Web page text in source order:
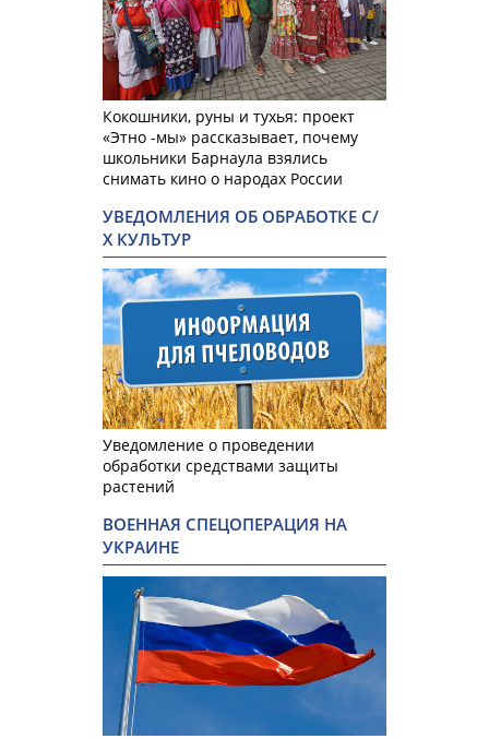
Кокошники, руны и тухья: проект
«Этно -мы» рассказывает, почему
школьники Барнаула взялись
снимать кино о народах России
УВЕДОМЛЕНИЯ ОБ ОБРАБОТКЕ С/
Х КУЛЬТУР
Уведомление о проведении
обработки средствами защиты
растений
ВОЕННАЯ СПЕЦОПЕРАЦИЯ НА
УКРАИНЕ